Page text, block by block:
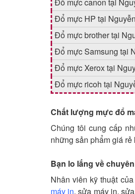
Đổ mực HP tại
Đổ mực brother tại
Đổ mực Samsung tại
Đổ mực Xerox tại
Đổ mực ricoh tại
Chất lượng mực đổ
Chúng tôi cung cấp
những sản phẩm giá
Bạn lo lắng về
Nhân viên kỹ thuật
máy in, sửa máy in,